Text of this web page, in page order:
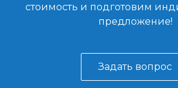
стоимость и подготовим
предложение!
Задать вопрос